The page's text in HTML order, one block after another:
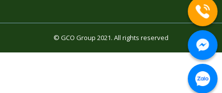
© GCO Group 2021. All rights reserved